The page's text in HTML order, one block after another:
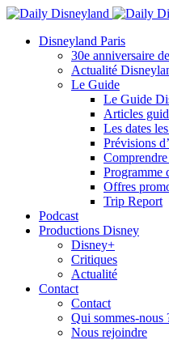
Disneyland Paris
30e anniversaire
Actualité
Le Guide
Le Guide
Articles
Les dates
Prévisions
Programme
Offres
Trip Report
Podcast
Productions Disney
Disney+
Critiques
Actualité
Contact
Contact
Qui sommes-nous
Nous rejoindre